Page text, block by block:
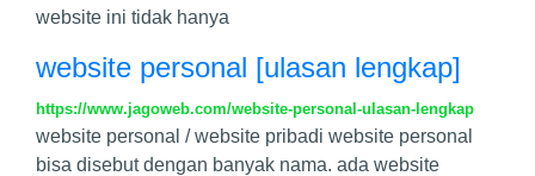
website ini tidak hanya
website personal [ulasan lengkap]
https://www.jagoweb.com/website-personal-ulasan-lengkap
website personal / website pribadi website personal
bisa disebut dengan banyak nama. ada website